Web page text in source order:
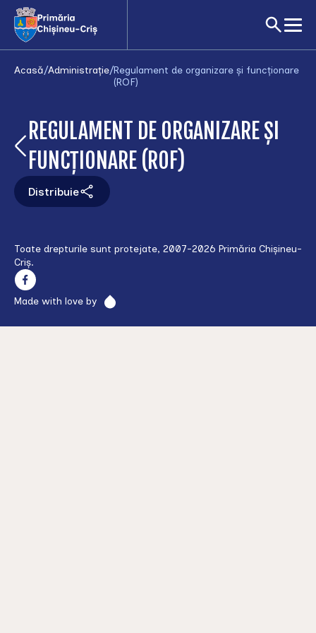
Acasă/Administrație/Regulament de organizare și funcționare
(ROF)
REGULAMENT DE ORGANIZARE ȘI
FUNCȚIONARE (ROF)
Distribuie
Toate drepturile sunt protejate, 2007-2026 Primăria Chișineu-
Criș.
Made with love by